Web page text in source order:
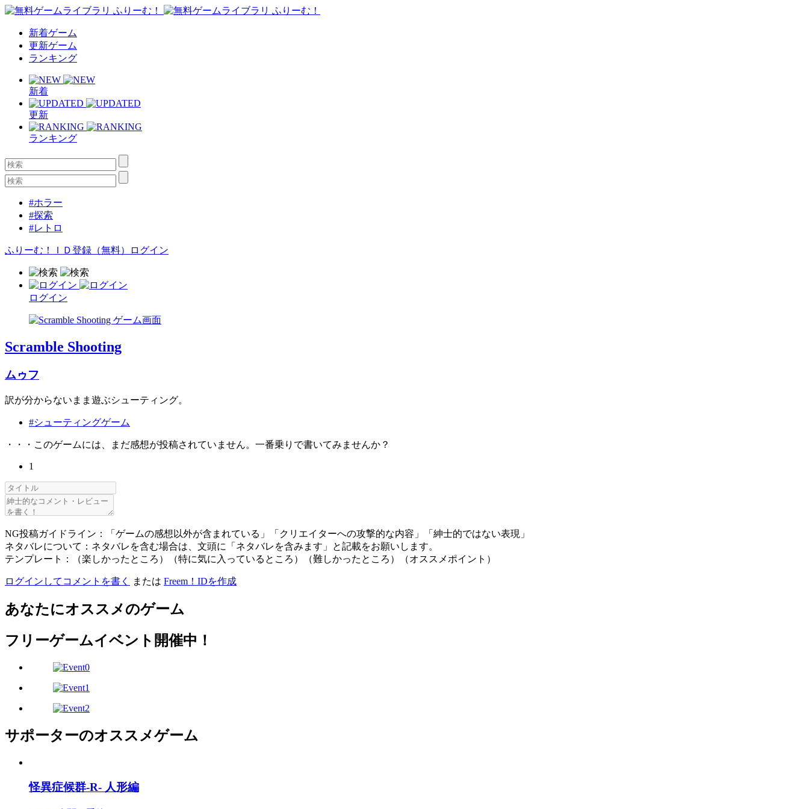
新着ゲーム
更新ゲーム
ランキング
新着
更新
ランキング
#ホラー
#探索
#レトロ
ふりーむ！ＩＤ登録（無料） ログイン
ログイン
Scramble Shooting
ムゥフ
訳が分からないまま遊ぶシューティング。
#シューティングゲーム
・・・このゲームには、まだ感想が投稿されていません。一番乗りで書いてみませんか？
1
NG投稿ガイドライン：「ゲームの感想以外が含まれている」「クリエイターへの攻撃的な内容」「紳士的ではない表現」
ネタバレについて：ネタバレを含む場合は、文頭に「ネタバレを含みます」と記載をお願いします。
テンプレート：（楽しかったところ）（特に気に入っているところ）（難しかったところ）（オススメポイント）
ログインしてコメントを書く または Freem！IDを作成
あなたにオススメのゲーム
フリーゲームイベント開催中！
サポーターのオススメゲーム
怪異症候群-R- 人形編